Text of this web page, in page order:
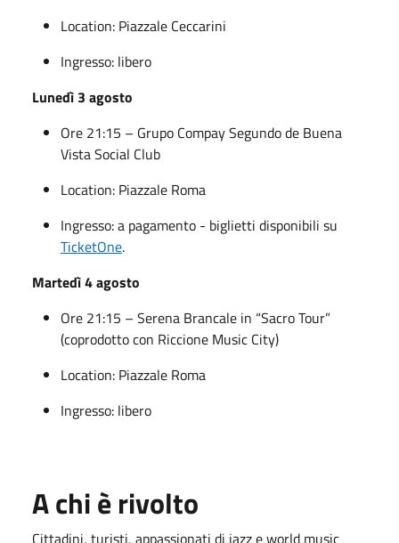
Location: Piazzale Ceccarini
Ingresso: libero
Lunedì 3 agosto
Ore 21:15 – Grupo Compay Segundo de Buena
Vista Social Club
Location: Piazzale Roma
Ingresso: a pagamento - biglietti disponibili su
TicketOne.
Martedì 4 agosto
Ore 21:15 – Serena Brancale in “Sacro Tour”
(coprodotto con Riccione Music City)
Location: Piazzale Roma
Ingresso: libero
A chi è rivolto
Cittadini, turisti, appassionati di jazz e world music